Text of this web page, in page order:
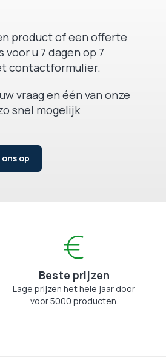
product of een offerte
voor u 7 dagen op 7
contactformulier.
vraag en één van onze
snel mogelijk
op
Beste prijzen
Lage prijzen het hele jaar door
voor 5000 producten.